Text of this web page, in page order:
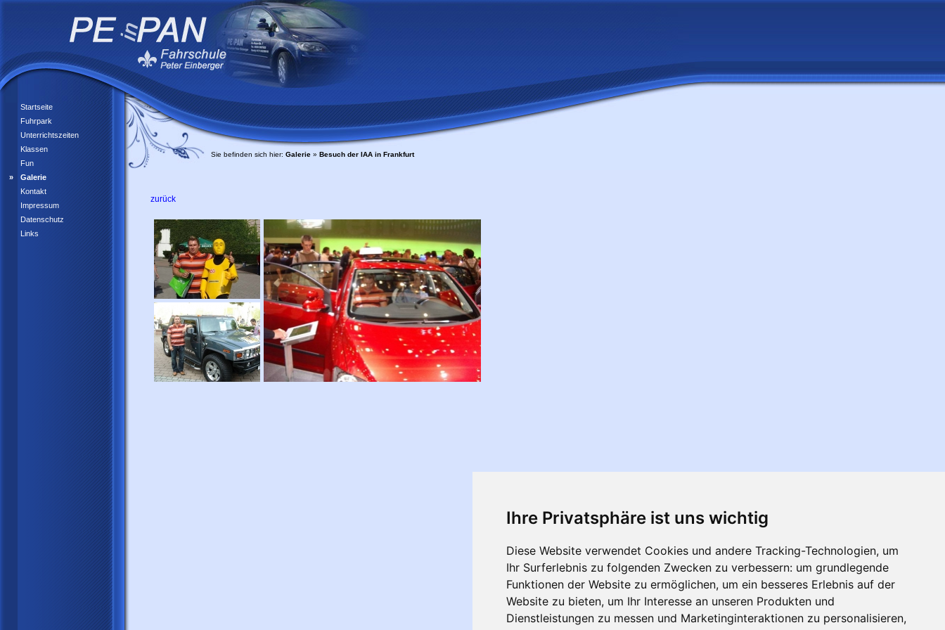
Ihre Privatsphäre ist uns wichtig
Diese Website verwendet Cookies und andere Tracking-Technologien, um
Ihr Surferlebnis zu folgenden Zwecken zu verbessern: um grundlegende
Funktionen der Website zu ermöglichen, um ein besseres Erlebnis auf der
Website zu bieten, um Ihr Interesse an unseren Produkten und
Dienstleistungen zu messen und Marketinginteraktionen zu personalisieren,
Startseite
Fuhrpark
Unterrichtszeiten
Klassen
Fun
Galerie
Kontakt
Impressum
Datenschutz
Links
Sie befinden sich hier: Galerie » Besuch der IAA in Frankfurt
zurück